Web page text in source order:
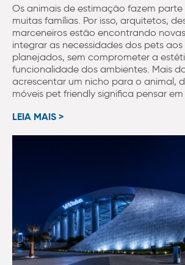
Os animais de estimação fazem
muitas famílias. Por isso, arquitetos,
marceneiros estão encontrando
integrar as necessidades dos pets aos
planejados, sem comprometer a
funcionalidade dos ambientes. Mais
acrescentar um nicho para o animal,
móveis pet friendly significa pensar em
LEIA MAIS >